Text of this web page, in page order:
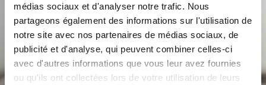
médias sociaux et d'analyser notre trafic. Nous
partageons également des informations sur l'utilisation de
notre site avec nos partenaires de médias sociaux, de
publicité et d'analyse, qui peuvent combiner celles-ci
avec d'autres informations que vous leur avez fournies
ou qu'ils ont collectées lors de votre utilisation de leurs